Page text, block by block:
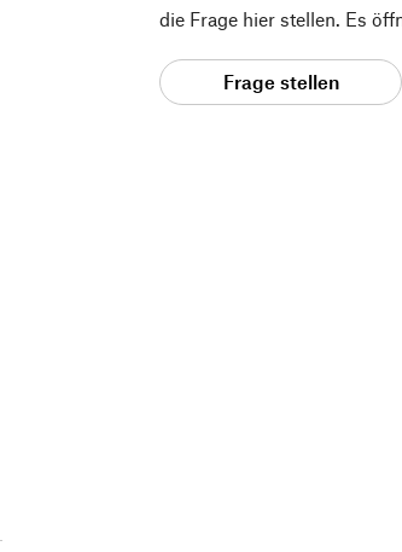
die Frage hier stellen. Es
Frage stellen